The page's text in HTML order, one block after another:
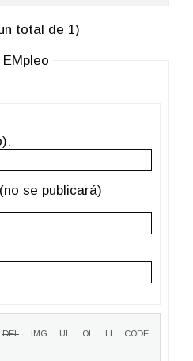
total de 1)
se publicará)